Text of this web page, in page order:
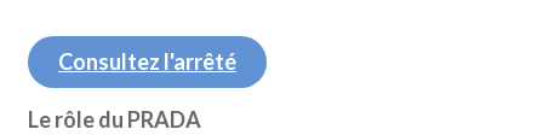
Consultez l'arrêté
Le rôle du PRADA